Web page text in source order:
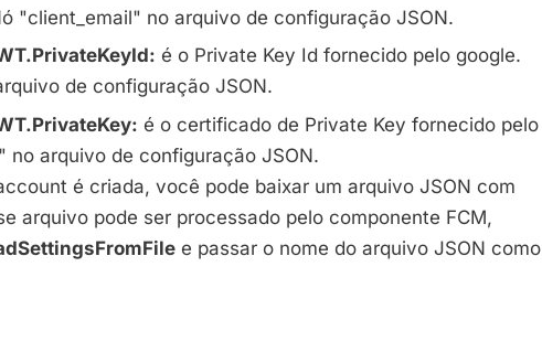
"client_email" no arquivo de configuração JSON.
.PrivateKeyId: é o Private Key Id fornecido pelo google.
de configuração JSON.
.PrivateKey: é o certificado de Private Key fornecido pelo
no arquivo de configuração JSON.
é criada, você pode baixar um arquivo JSON com
arquivo pode ser processado pelo componente FCM,
e passar o nome do arquivo JSON como